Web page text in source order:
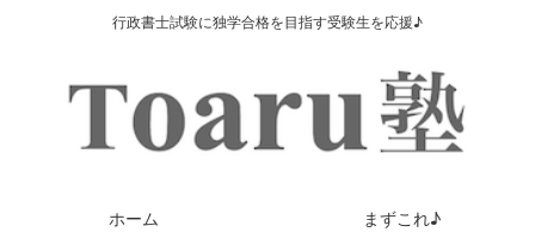
行政書士試験に独学合格を目指す受験生を応援♪
ホーム
まずこれ♪